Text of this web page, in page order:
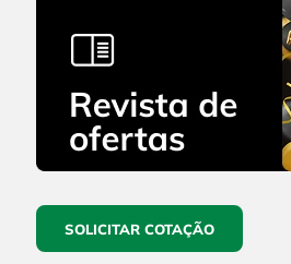
SOLICITAR COTAÇÃO